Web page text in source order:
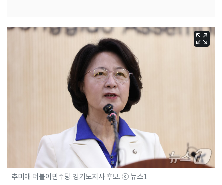
추미애 더불어민주당 경기도지사 후보. ⓒ 뉴스1